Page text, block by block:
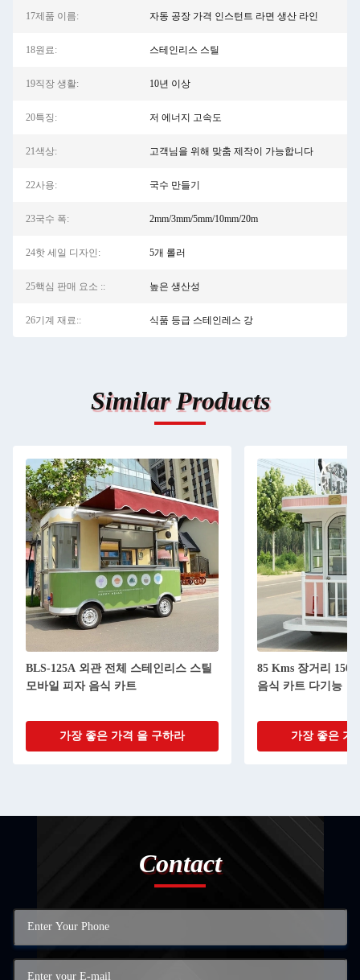
17제품 이름: 자동 공장 가격 인스턴트 라면 생산 라인
18원료: 스테인리스 스틸
19직장 생활: 10년 이상
20특징: 저 에너지 고속도
21색상: 고객님을 위해 맞춤 제작이 가능합니다
22사용: 국수 만들기
23국수 폭: 2mm/3mm/5mm/10mm/20m
24핫 세일 디자인: 5개 롤러
25핵심 판매 요소 :: 높은 생산성
26기계 재료:: 식품 등급 스테인레스 강
Similar Products
BLS-125A 외관 전체 스테인리스 스틸
모바일 피자 음식 카트
가장 좋은 가격 을 구하라
85 Kms 장거리
음식 카트 다기능
가장 좋은 가
Contact